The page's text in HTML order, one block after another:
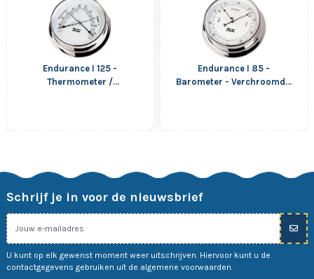
Endurance I 125 -
Thermometer /
Endurance I 85 -
Barometer - Verchroomd -
Schrijf je in voor de nieuwsbrief
U kunt op elk gewenst moment weer uitschrijven. Hiervoor kunt u de
contactgegevens gebruiken uit de algemene voorwaarden.